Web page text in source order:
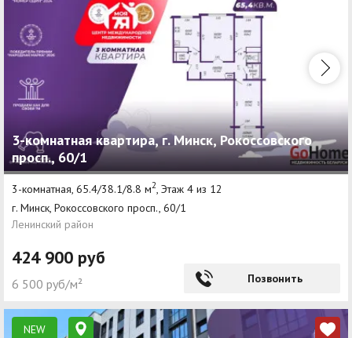
3-комнатная квартира, г. Минск, Рокоссовского
просп., 60/1
3-комнатная, 65.4/38.1/8.8 м2, Этаж 4 из 12
г. Минск, Рокоссовского просп., 60/1
Ленинский район
424 900 руб
6 500 руб/м² Позвонить
NEW